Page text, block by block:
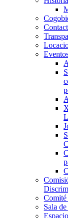
Comité
Sala